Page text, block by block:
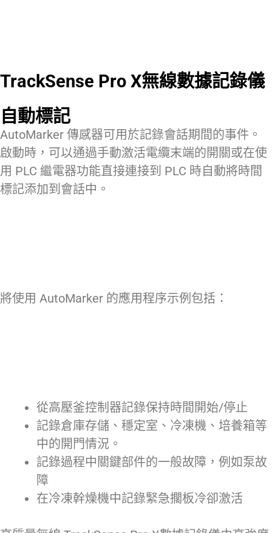
TrackSense Pro X無線數據記錄儀
自動標記
AutoMarker 傳感器可用於記錄會話期間的事件。
啟動時，可以通過手動激活電纜末端的開關或在使
用 PLC 繼電器功能直接連接到 PLC 時自動將時間
標記添加到會話中。
將使用 AutoMarker 的應用程序示例包括：
從高壓釜控制器記錄保持時間開始/停止
記錄倉庫存儲、穩定室、冷凍機、培養箱等
中的開門情況。
記錄過程中關鍵部件的一般故障，例如泵故
障
在冷凍幹燥機中記錄緊急擱板冷卻激活